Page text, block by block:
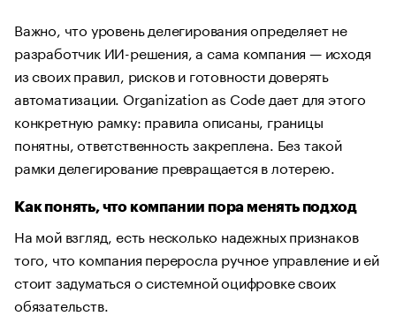
Важно, что уровень делегирования определяет не
разработчик ИИ-решения, а сама компания — исходя
из своих правил, рисков и готовности доверять
автоматизации. Organization as Code дает для этого
конкретную рамку: правила описаны, границы
понятны, ответственность закреплена. Без такой
рамки делегирование превращается в лотерею.
Как понять, что компании пора менять подход
На мой взгляд, есть несколько надежных признаков
того, что компания переросла ручное управление и ей
стоит задуматься о системной оцифровке своих
обязательств.